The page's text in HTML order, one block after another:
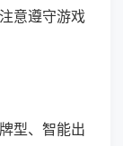
意遵守游戏
型、智能出